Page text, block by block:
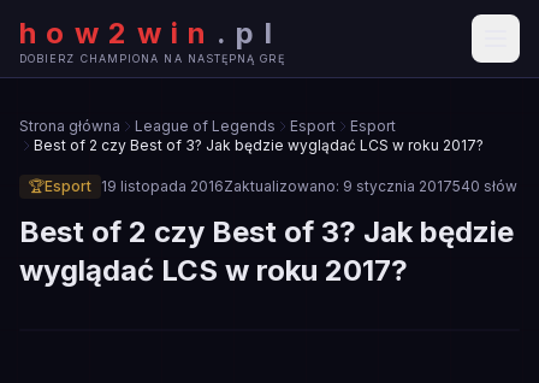
how2win . pl
DOBIERZ CHAMPIONA NA NASTĘPNĄ GRĘ
Strona główna League of Legends Esport
Esport
Best of 2 czy Best of 3? Jak będzie wyglądać LCS w roku 2017?
🏆Esport 19 listopada 2016Zaktualizowano: 9 stycznia 2017540 słów
Best of 2 czy Best of 3? Jak będzie
wyglądać LCS w roku 2017?